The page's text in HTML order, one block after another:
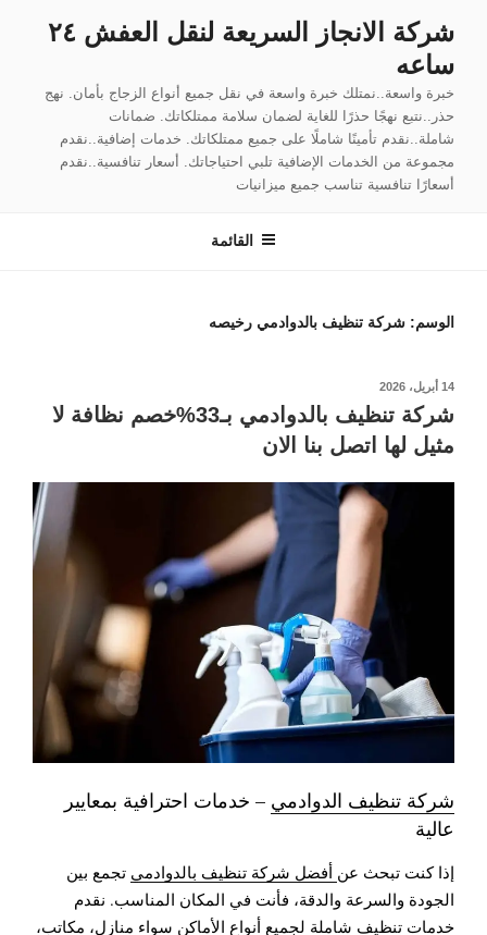
المحتوى
شركة الانجاز السريعة لنقل العفش ٢٤
ساعه
خبرة واسعة..نمتلك خبرة واسعة في نقل جميع أنواع الزجاج بأمان. نهج
حذر..نتبع نهجًا حذرًا للغاية لضمان سلامة ممتلكاتك. ضمانات
شاملة..نقدم تأمينًا شاملًا على جميع ممتلكاتك. خدمات إضافية..نقدم
مجموعة من الخدمات الإضافية تلبي احتياجاتك. أسعار تنافسية..نقدم
أسعارًا تنافسية تناسب جميع ميزانيات
القائمة
الوسم: شركة تنظيف بالدوادمي رخيصه
نُشر
14 أبريل، 2026
شركة تنظيف بالدوادمي بـ33%خصم نظافة لا
مثيل لها اتصل بنا الان
شركة تنظيف الدوادمي – خدمات احترافية بمعايير
عالية
إذا كنت تبحث عن أفضل شركة تنظيف بالدوادمي تجمع بين
الجودة والسرعة والدقة، فأنت في المكان المناسب. نقدم
خدمات تنظيف شاملة لجميع أنواع الأماكن سواء منازل، مكاتب،